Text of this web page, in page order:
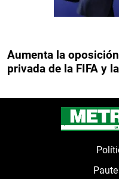
Aumenta la
privada de la FIFA y